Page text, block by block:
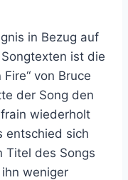
in Bezug auf
ist die
Fire“ von Bruce
der Song den
wiederholt
entschied sich
Titel des Songs
ihn weniger